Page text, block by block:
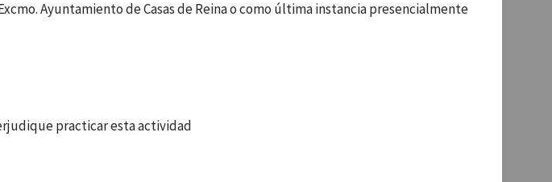
Ayuntamiento de Casas de Reina o como última instancia presencialmente
practicar esta actividad